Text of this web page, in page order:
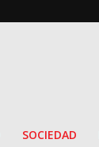
SOCIEDAD